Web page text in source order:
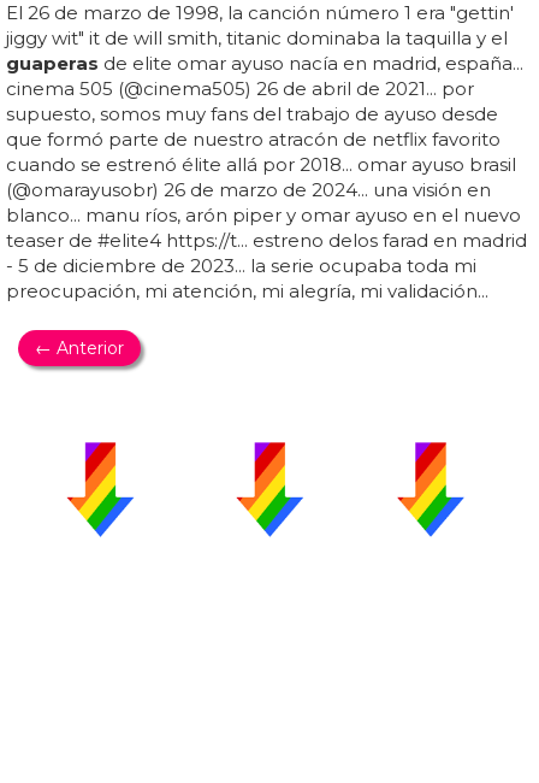
El 26 de marzo de 1998, la canción número 1 era "gettin'
jiggy wit" it de will smith, titanic dominaba la taquilla y el
guaperas de elite omar ayuso nacía en madrid, españa...
cinema 505 (@cinema505) 26 de abril de 2021... por
supuesto, somos muy fans del trabajo de ayuso desde
que formó parte de nuestro atracón de netflix favorito
cuando se estrenó élite allá por 2018... omar ayuso brasil
(@omarayusobr) 26 de marzo de 2024... una visión en
blanco... manu ríos, arón piper y omar ayuso en el nuevo
teaser de #elite4 https://t... estreno delos farad en madrid
- 5 de diciembre de 2023... la serie ocupaba toda mi
preocupación, mi atención, mi alegría, mi validación...
← Anterior